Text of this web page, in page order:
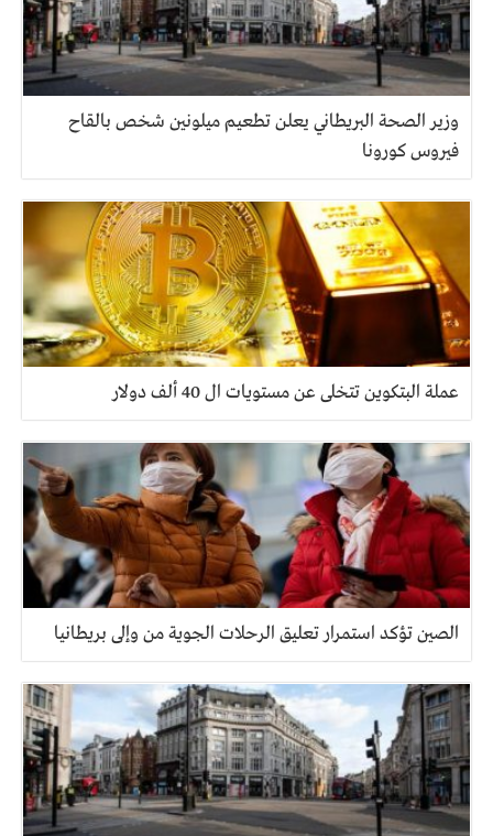
وزير الصحة البريطاني يعلن تطعيم ميلونين شخص بالقاح
فيروس كورونا
عملة البتكوين تتخلى عن مستويات ال 40 ألف دولار
الصين تؤكد استمرار تعليق الرحلات الجوية من وإلى بريطانيا